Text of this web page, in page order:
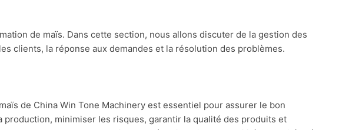
de maïs. Dans cette section, nous allons discuter de la gestion des
clients, la réponse aux demandes et la résolution des problèmes.
de China Win Tone Machinery est essentiel pour assurer le bon
minimiser les risques, garantir la qualité des produits et